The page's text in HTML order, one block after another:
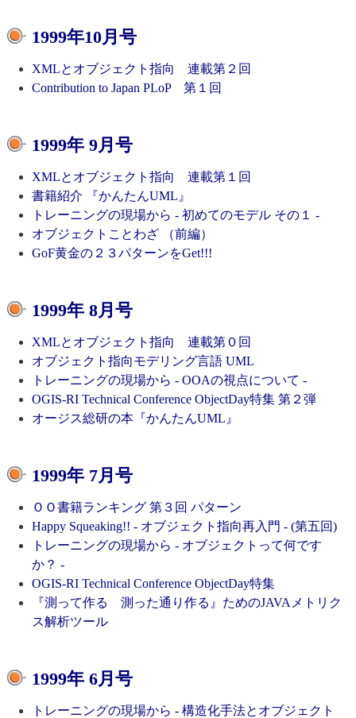
1999年10月号
XMLとオブジェクト指向 連載第２回
Contribution to Japan PLoP 第１回
1999年 9月号
XMLとオブジェクト指向 連載第１回
書籍紹介 『かんたんUML』
トレーニングの現場から - 初めてのモデル その１ -
オブジェクトことわざ （前編）
GoF黄金の２３パターンをGet!!!
1999年 8月号
XMLとオブジェクト指向 連載第０回
オブジェクト指向モデリング言語 UML
トレーニングの現場から - OOAの視点について -
OGIS-RI Technical Conference ObjectDay特集 第２弾
オージス総研の本『かんたんUML』
1999年 7月号
ＯＯ書籍ランキング 第３回 パターン
Happy Squeaking!! - オブジェクト指向再入門 - (第五回)
トレーニングの現場から - オブジェクトって何です
か？ -
OGIS-RI Technical Conference ObjectDay特集
『測って作る 測った通り作る』ためのJAVAメトリク
ス解析ツール
1999年 6月号
トレーニングの現場から - 構造化手法とオブジェクト